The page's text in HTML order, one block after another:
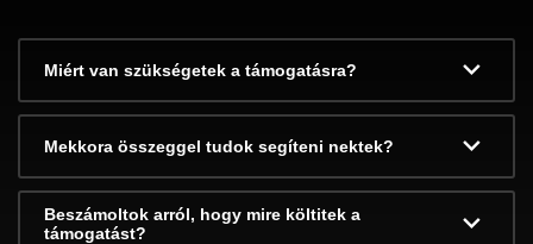
Miért van szükségetek a támogatásra?
Mekkora összeggel tudok segíteni nektek?
Beszámoltok arról, hogy mire költitek a
támogatást?